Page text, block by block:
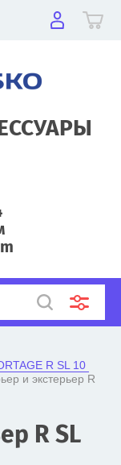
R SL 10
и экстерьер R
R SL